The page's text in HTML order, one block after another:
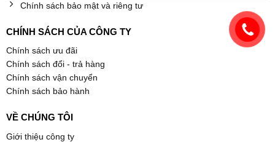
Chính sách bảo mật và riêng tư
CHÍNH SÁCH CỦA CÔNG TY
Chính sách ưu đãi
Chính sách đổi - trả hàng
Chính sách vận chuyển
Chính sách bảo hành
VỀ CHÚNG TÔI
Giới thiệu công ty